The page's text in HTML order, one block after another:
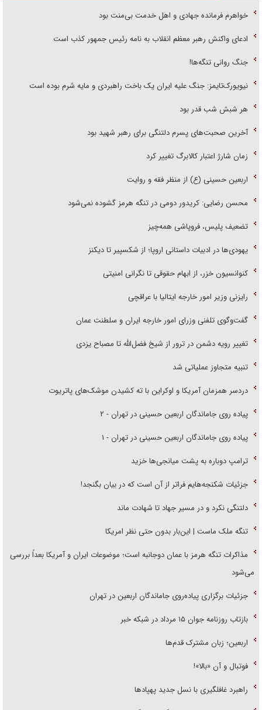
خواهرم فرمانده جهادی و اهل خدمت بی‌منت بود
ادعای واکنش رهبر معظم انقلاب به نامه رئیس جمهور کذب است
جنگ روانی تنگه‌ها!
نیویورک‌تایمز: جنگ علیه ایران یک باخت راهبردی و مایه شرم بوده است
هر شبش شب قدر بود
آخرین صحبت‌های پسرم دلتنگی برای رهبر شهید بود
زمان شارژ اعتبار کالابرگ تغییر کرد
اربعین حسینی (ع) از منظر فقه و روایت
محسن رضایی: کریدور دومی در تنگه هرمز گشوده نمی‌شود
تضعیف پلیس، فروپاشی همه‌چیز
یهودی‌ها در ادبیات داستانی اروپا؛ از شکسپیر تا دیکنز
کنوانسیون خزر، از ابهام حقوقی تا نگرانی امنیتی
رایزنی وزیر امور خارجه ایتالیا با عراقچی
گفت‌وگوی تلفنی وزرای امور خارجه ایران و سلطنت عمان
تغییر رویه دشمن در ترور از شیخ فضل‌الله تا مصباح یزدی
تنبیه متجاوز عملیاتی شد
دردسر همزمان آمریکا و اوکراین با ته کشیدن موشک‌های پاتریوت
پیاده روی جاماندگان اربعین حسینی در تهران - ۲
پیاده روی جاماندگان اربعین حسینی در تهران - ۱
ترامپ دوباره به پشت میانجی‌ها خزید
جزئیات شکنجه‌هایم فراتر از آن است که در بیان بگنجد!
دلتنگی نکرد و در مسیر جهاد تا شهادت ماند
تنگه ملک ماست | این‌بار بدون حتی نظر امریکا
مذاکرات تنگه هرمز با عمان دوجانبه است؛ موضوعات ایران و آمریکا بعداً بررسی
می‌شود
جزئیات برگزاری پیاده‌روی جاماندگان اربعین در تهران
بازتاب روزنامه جوان ۱۵ مرداد در شبکه خبر
اربعین؛ زبان مشترک قدم‌ها
فوتبال و آن «بالا»!
راهبرد غافلگیری با نسل جدید پهپاد‌ها